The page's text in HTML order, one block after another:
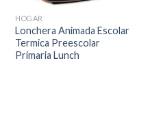
HOGAR
Lonchera Animada Escolar
Termica Preescolar
Primaria Lunch